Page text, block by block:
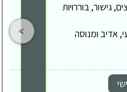
גישור, בוררויות
אדיב ומנוסה